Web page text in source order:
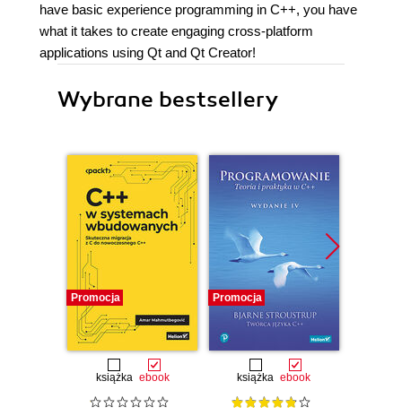
have basic experience programming in C++, you have
what it takes to create engaging cross-platform
applications using Qt and Qt Creator!
Wybrane bestsellery
Promocja
książka ebook
Promocja
książka ebook